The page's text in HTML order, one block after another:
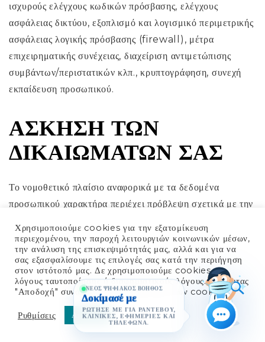
ισχυρούς ελέγχους κωδικών πρόσβασης, ελέγχους
ασφάλειας δικτύου, εξοπλισμό και λογισμικό περιμετρικής
ασφάλειας λογικής πρόσβασης (firewall), μέτρα
επιχειρηματικής συνέχειας, διαχείριση αντιμετώπισης
συμβάντων/περιστατικών κλπ., κρυπτογράφηση, συνεχή
εκπαίδευση προσωπικού.
ΆΣΚΗΣΗ ΤΩΝ
ΔΙΚΑΙΩΜΆΤΩΝ ΣΑΣ
Το νομοθετικό πλαίσιο αναφορικά με τα δεδομένα
προσωπικού χαρακτήρα περιέχει πρόβλεψη σχετικά με την
δικαιωμάτων σας, ως υποκείμενα των δεδομένων που
παρέχετε στο Νοσοκομείο. Τα δικαιώματα αυτά είναι:
Δικαίωμα πληροφόρησης και δικαίωμα πρόσβασης σε
όλα τα προσωπικά δεδομένα τα οποία τηρεί και
επεξεργάζεται το Νοσοκομείο σχετικά με εσάς, το είδος
Χρησιμοποιούμε cookies για την εξατομίκευση
περιεχομένου, την παροχή λειτουργιών κοινωνικών μέσων,
την ανάλυση της επισκεψιμότητάς μας, αλλά και για να
σας εξασφαλίσουμε τις επιλογές σας κατά την περιήγηση
στον ιστότοπό μας. Δε χρησιμοποιούμε cookies για
λόγους ταυτοποίησης ή διαφημιστικούς λόγους. Πατώντας
"Αποδοχή" συναινείτε στη χρήση όλων των cookies.
Ρυθμίσεις Αποδοχή
ΝΈΟΣ ΨΗΦΙΑΚΌΣ ΒΟΗΘΌΣ
Δοκίμασέ με
ΡΏΤΗΣΈ ΜΕ ΓΙΑ ΡΑΝΤΕΒΟΎ,
ΚΛΙΝΙΚΈΣ, ΕΦΗΜΕΡΊΕΣ ΚΑΙ
ΤΗΛΈΦΩΝΑ.